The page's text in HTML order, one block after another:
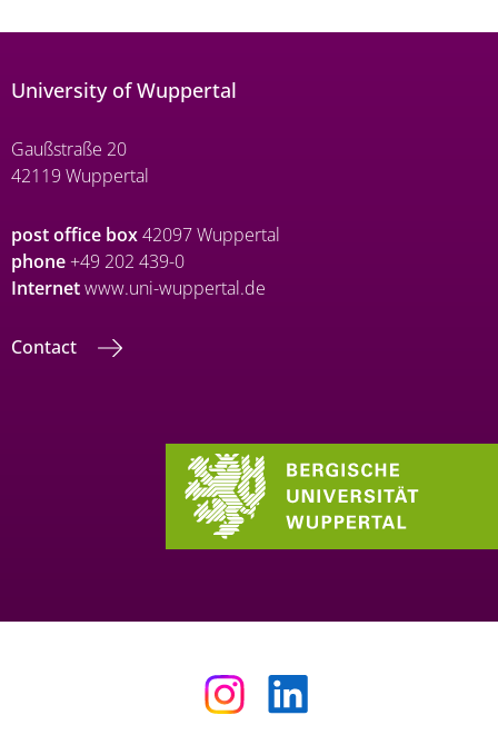
University of Wuppertal
Gaußstraße 20
42119 Wuppertal
post office box42097 Wuppertal
phone+49 202 439-0
Internetwww.uni-wuppertal.de
Contact